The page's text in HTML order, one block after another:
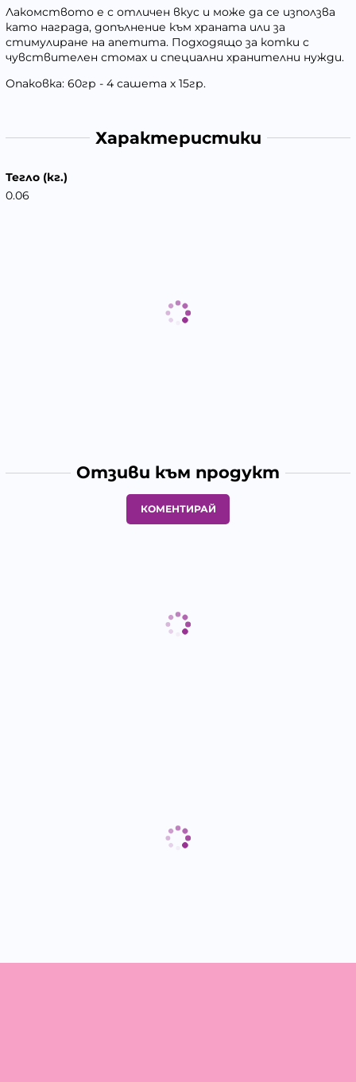
Лакомството е с отличен вкус и може да се използва
като награда, допълнение към храната или за
стимулиране на апетита. Подходящо за котки с
чувствителен стомах и специални хранителни нужди.
Опаковка: 60гр - 4 сашета х 15гр.
Характеристики
Тегло (кг.)
0.06
Отзиви към продукт
КОМЕНТИРАЙ